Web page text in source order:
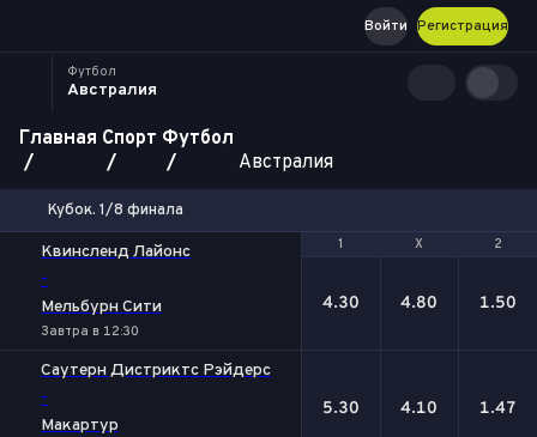
Регистрация
Войти
Футбол
Австралия
Главная Спорт Футбол
Австралия
Кубок. 1/8 финала
1 Х 2
Квинсленд Лайонc
-
Мельбурн Сити
Завтра в 12:30
1 Х 2
4.30 4.80 1.50
Саутерн Дистриктс Рэйдерс
-
Макартур
5.30 4.10 1.47